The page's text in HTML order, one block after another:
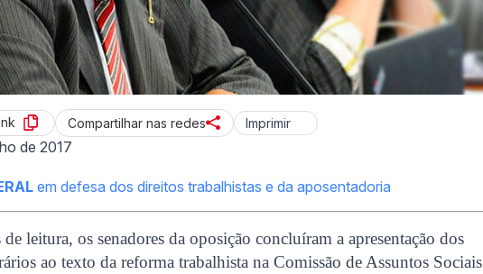
Compartilhar nas redes Imprimir
de 2017
em defesa dos direitos trabalhistas e da aposentadoria
leitura, os senadores da oposição concluíram a apresentação dos
ao texto da reforma trabalhista na Comissão de Assuntos Sociais